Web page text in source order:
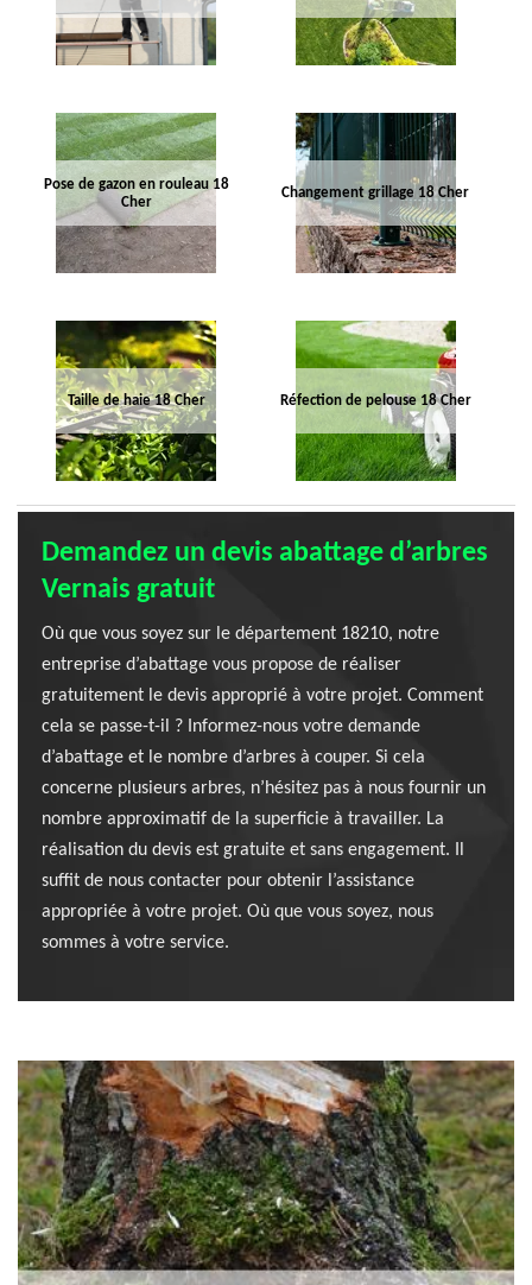
Pose de gazon en rouleau 18
Cher
Changement grillage 18 Cher
Taille de haie 18 Cher Réfection de pelouse 18 Cher
Demandez un devis abattage d’arbres
Vernais gratuit
Où que vous soyez sur le département 18210, notre
entreprise d’abattage vous propose de réaliser
gratuitement le devis approprié à votre projet. Comment
cela se passe-t-il ? Informez-nous votre demande
d’abattage et le nombre d’arbres à couper. Si cela
concerne plusieurs arbres, n’hésitez pas à nous fournir un
nombre approximatif de la superficie à travailler. La
réalisation du devis est gratuite et sans engagement. Il
suffit de nous contacter pour obtenir l’assistance
appropriée à votre projet. Où que vous soyez, nous
sommes à votre service.